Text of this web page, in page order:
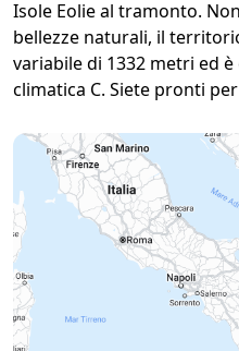
Isole Eolie al tramonto.
bellezze naturali, il
variabile di 1332 metri ed
climatica C. Siete pronti